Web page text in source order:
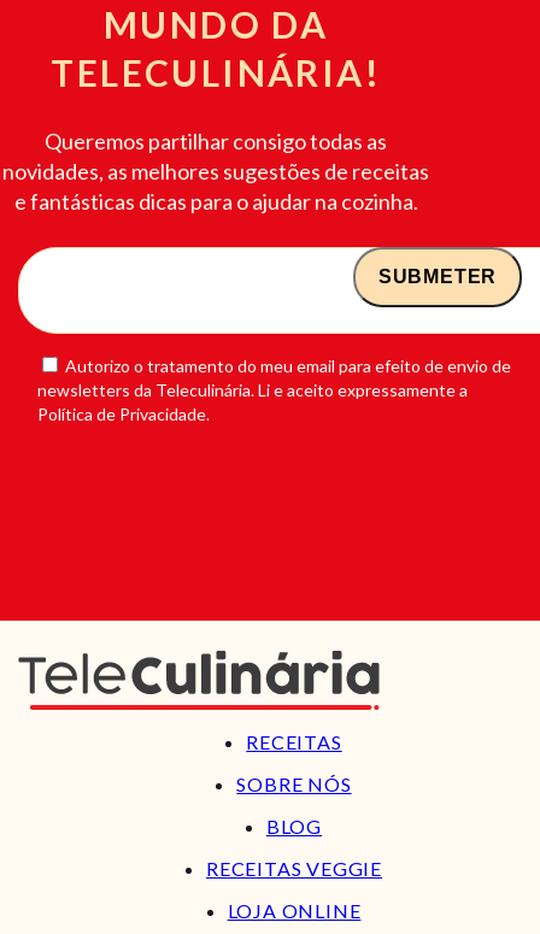
MUNDO DA
TELECULINÁRIA!
Queremos partilhar consigo todas as
novidades, as melhores sugestões de receitas
e fantásticas dicas para o ajudar na cozinha.
Autorizo o tratamento do meu email para efeito de envio de
newsletters da Teleculinária. Li e aceito expressamente a
Política de Privacidade.
RECEITAS
SOBRE NÓS
BLOG
RECEITAS VEGGIE
LOJA ONLINE